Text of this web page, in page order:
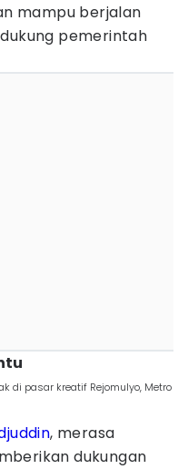
mampu berjalan
pemerintah
di pasar kreatif Rejomulyo, Metro
, merasa
dukungan